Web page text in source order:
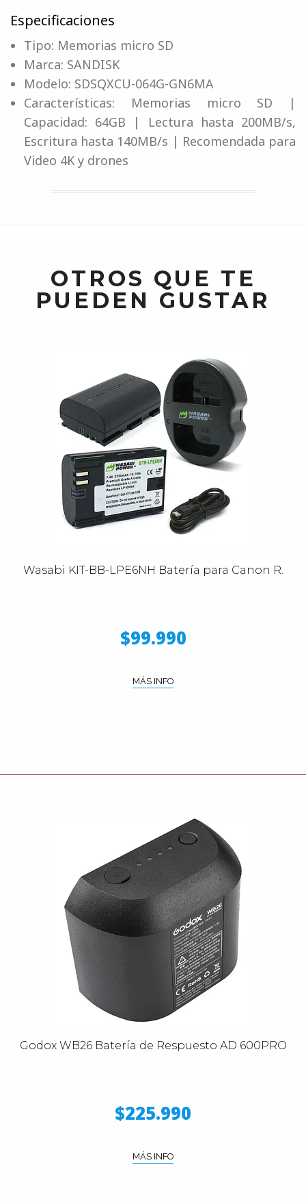
Especificaciones
Tipo: Memorias micro SD
Marca: SANDISK
Modelo: SDSQXCU-064G-GN6MA
Características: Memorias micro SD |
Capacidad: 64GB | Lectura hasta 200MB/s,
Escritura hasta 140MB/s | Recomendada para
Video 4K y drones
OTROS QUE TE
PUEDEN GUSTAR
Wasabi KIT-BB-LPE6NH Batería para Canon R.
$99.990
MÁS INFO
Godox WB26 Batería de Respuesto AD 600PRO
$225.990
MÁS INFO